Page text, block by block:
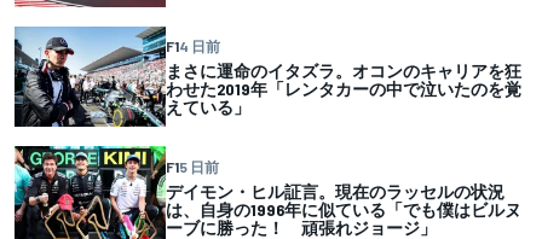
F14 日前
まさに運命のイタズラ。オコンのキャリアを狂
わせた2019年「レンタカーの中で泣いたのを覚
えている」
F15 日前
デイモン・ヒル証言。現在のラッセルの状況
は、自身の1996年に似ている「でも僕はビルヌ
ーブに勝った！ 頑張れジョージ」